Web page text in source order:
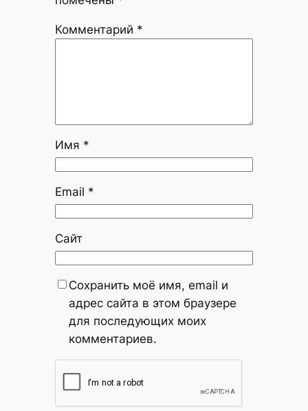
Комментарий *
Имя *
Email *
Сайт
Сохранить моё имя, email и
адрес сайта в этом браузере
для последующих моих
комментариев.